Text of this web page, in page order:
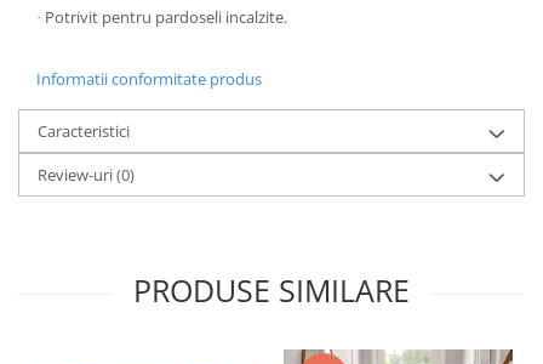
· Potrivit pentru pardoseli incalzite.
Informatii conformitate produs
Caracteristici
Review-uri(0)
PRODUSE SIMILARE